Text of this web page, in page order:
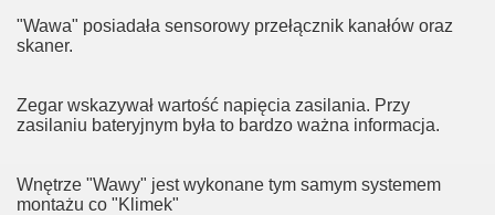
"Wawa" posiadała sensorowy przełącznik kanałów oraz
skaner.
Zegar wskazywał wartość napięcia zasilania. Przy
zasilaniu bateryjnym była to bardzo ważna informacja.
Wnętrze "Wawy" jest wykonane tym samym systemem
montażu co "Klimek"